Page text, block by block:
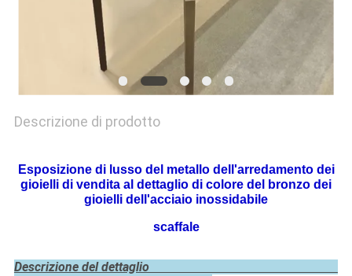
Descrizione di prodotto
Esposizione di lusso del metallo dell'arredamento dei
gioielli di vendita al dettaglio di colore del bronzo dei
gioielli dell'acciaio inossidabile
scaffale
Descrizione del dettaglio